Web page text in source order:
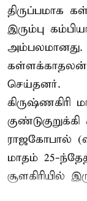
திருப்பமாக
இரும்பு
அம்பலமானது.
செய்தனர்.
கிருஷ்ணகிரி
ராஜகோபால்
மாதம் 25-
சூளகிரியில்